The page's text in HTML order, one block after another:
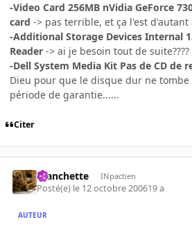
-Video Card 256MB nVidia GeForce
card -> pas terrible, et ça l'est d'autant
-Additional Storage Devices Internal
Reader -> ai je besoin tout de suite????
-Dell System Media Kit Pas de CD de
Dieu pour que le disque dur ne tombe
période de garantie......
Citer
manchette INpactien
Posté(e) le 12 octobre 200619 a
AUTEUR